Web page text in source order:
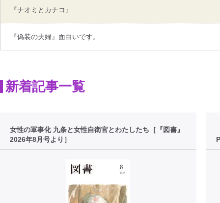
『ナオミとカナコ』
『偽装の夫婦』面白いです。
新着記事一覧
女性の軍事化 九条と女性自衛官とわたしたち［『図書』
2026年8月号より］